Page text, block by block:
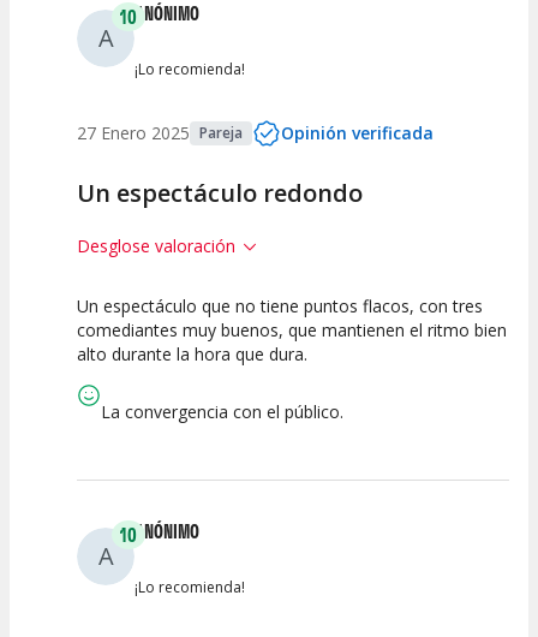
A
10ANÓNIMO
¡Lo recomienda!
27 Enero 2025 Pareja Opinión verificada
Un espectáculo redondo
Desglose valoración
10
Calidad del
10
Puesta en
10
Interpretación
Un espectáculo que no tiene puntos flacos, con tres
comediantes muy buenos, que mantienen el ritmo bien
alto durante la hora que dura.
La convergencia con el público.
A
10ANÓNIMO
¡Lo recomienda!